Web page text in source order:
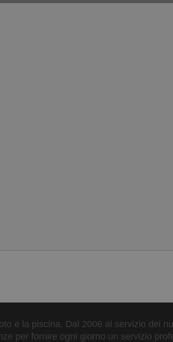
e la piscina. Dal 2006 al servizio dei
per fornire ogni giorno un servizio